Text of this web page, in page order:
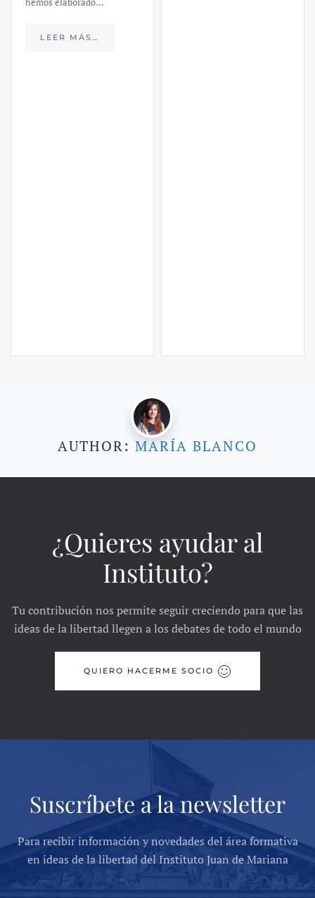
LEER MÁS…
AUTHOR: MARÍA BLANCO
¿Quieres ayudar al
Instituto?
Tu contribución nos permite seguir creciendo para que las
ideas de la libertad llegen a los debates de todo el mundo
QUIERO HACERME SOCIO
Suscríbete a la newsletter
Para recibir información y novedades del área formativa
en ideas de la libertad del Instituto Juan de Mariana